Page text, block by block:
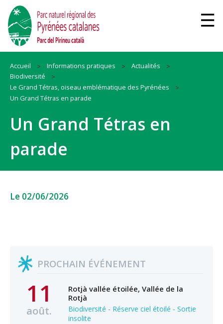
Accueil Informations pratiques
Actualités
Biodiversité
Le Grand Tétras, oiseau emblématique des Pyrénées
Un Grand Tétras en parade
Un Grand Tétras en
parade
Le 02/06/2026
PROCHAIN ÉVÉNEMENT
11
août.
Rotjà vallée étoilée, Vallée de la
Rotjà
Biodiversité - Réserve ciel étoilé - Sortie
insolite